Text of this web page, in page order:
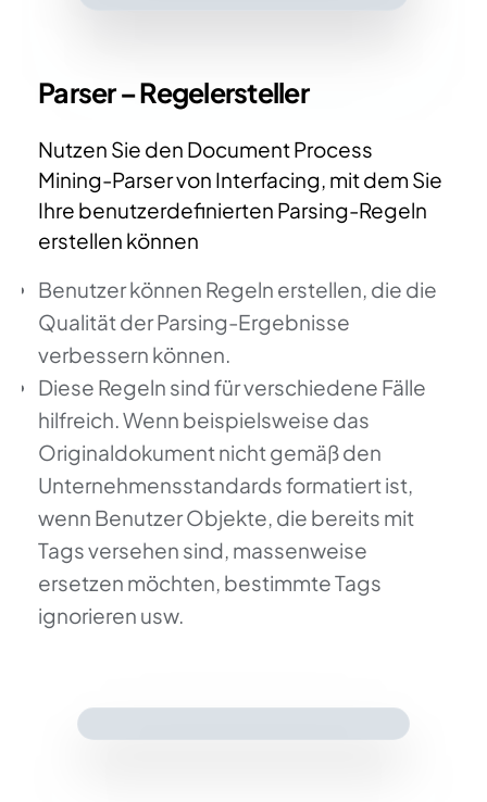
Parser – Regelersteller
Nutzen Sie den Document Process
Mining-Parser von Interfacing, mit dem Sie
Ihre benutzerdefinierten Parsing-Regeln
erstellen können
Benutzer können Regeln erstellen, die die
Qualität der Parsing-Ergebnisse
verbessern können.
Diese Regeln sind für verschiedene Fälle
hilfreich. Wenn beispielsweise das
Originaldokument nicht gemäß den
Unternehmensstandards formatiert ist,
wenn Benutzer Objekte, die bereits mit
Tags versehen sind, massenweise
ersetzen möchten, bestimmte Tags
ignorieren usw.